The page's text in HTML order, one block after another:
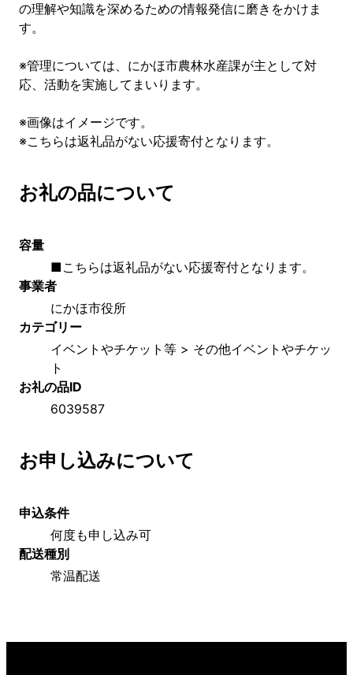
の理解や知識を深めるための情報発信に磨きをかけま
す。
※管理については、にかほ市農林水産課が主として対
応、活動を実施してまいります。
※画像はイメージです。
※こちらは返礼品がない応援寄付となります。
お礼の品について
容量
■こちらは返礼品がない応援寄付となります。
事業者
にかほ市役所
カテゴリー
イベントやチケット等 > その他イベントやチケッ
ト
お礼の品ID
6039587
お申し込みについて
申込条件
何度も申し込み可
配送種別
常温配送